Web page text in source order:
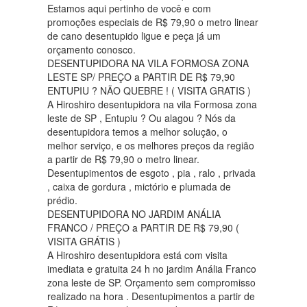
Estamos aqui pertinho de você e com
promoções especiais de R$ 79,90 o metro linear
de cano desentupido ligue e peça já um
orçamento conosco.
DESENTUPIDORA NA VILA FORMOSA ZONA
LESTE SP/ PREÇO a PARTIR DE R$ 79,90
ENTUPIU ? NÃO QUEBRE ! ( VISITA GRATIS )
A Hiroshiro desentupidora na vila Formosa zona
leste de SP , Entupiu ? Ou alagou ? Nós da
desentupidora temos a melhor solução, o
melhor serviço, e os melhores preços da região
a partir de R$ 79,90 o metro linear.
Desentupimentos de esgoto , pia , ralo , privada
, caixa de gordura , mictório e plumada de
prédio.
DESENTUPIDORA NO JARDIM ANÁLIA
FRANCO / PREÇO a PARTIR DE R$ 79,90 (
VISITA GRÁTIS )
A Hiroshiro desentupidora está com visita
imediata e gratuita 24 h no jardim Anália Franco
zona leste de SP. Orçamento sem compromisso
realizado na hora . Desentupimentos a partir de